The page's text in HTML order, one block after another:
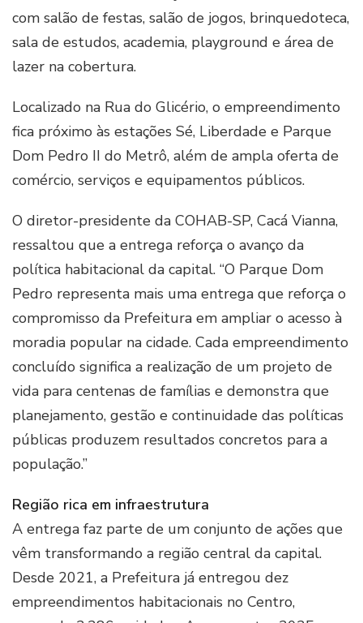
com salão de festas, salão de jogos, brinquedoteca,
sala de estudos, academia, playground e área de
lazer na cobertura.
Localizado na Rua do Glicério, o empreendimento
fica próximo às estações Sé, Liberdade e Parque
Dom Pedro II do Metrô, além de ampla oferta de
comércio, serviços e equipamentos públicos.
O diretor-presidente da COHAB-SP, Cacá Vianna,
ressaltou que a entrega reforça o avanço da
política habitacional da capital. “O Parque Dom
Pedro representa mais uma entrega que reforça o
compromisso da Prefeitura em ampliar o acesso à
moradia popular na cidade. Cada empreendimento
concluído significa a realização de um projeto de
vida para centenas de famílias e demonstra que
planejamento, gestão e continuidade das políticas
públicas produzem resultados concretos para a
população.”
Região rica em infraestrutura
A entrega faz parte de um conjunto de ações que
vêm transformando a região central da capital.
Desde 2021, a Prefeitura já entregou dez
empreendimentos habitacionais no Centro,